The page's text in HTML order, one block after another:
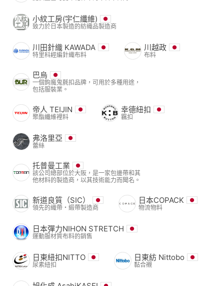
小紋工房(宇仁纖維)
致力於日本製造的紡織品製造商
川田針織 KAWADA
特里科經編針織布料
川越政
布料
巴烏
一個鉤魔鬼氈扣品牌，可用於多種用途，
包括服裝業。
帝人 TEIJIN
聚酯纖維裡料
幸德紐扣
羈扣
弗洛里亞
蕾絲
托普曼工業
該公司總部位於大阪，是一家包邊帶和其
他材料的製造商，以其技術能力而聞名。
新道良質（SIC）
領先的織帶・緞帶製造商
日本COPACK
物流物料
日本彈力NIHON STRETCH
運動服材質布料的銷售
日東紐扣NITTO
尿素紐扣
日東紡 Nittobo
黏合襯